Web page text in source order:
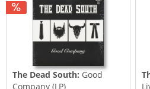
The Dead South: Good
Company (LP)